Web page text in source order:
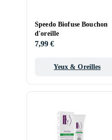
Speedo Biofuse Bouchon
d'oreille
7,99 €
Yeux & Oreilles